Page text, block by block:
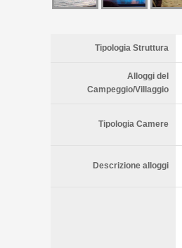
Tipologia Struttura
Alloggi del
Campeggio/Villaggio
Tipologia Camere
Descrizione alloggi